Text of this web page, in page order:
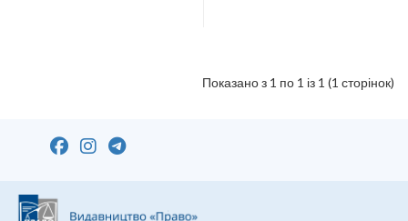
Показано з 1 по 1 із 1 (1 сторінок)